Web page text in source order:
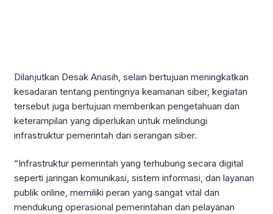
Dilanjutkan Desak Ariasih, selain bertujuan meningkatkan
kesadaran tentang pentingnya keamanan siber, kegiatan
tersebut juga bertujuan memberikan pengetahuan dan
keterampilan yang diperlukan untuk melindungi
infrastruktur pemerintah dari serangan siber.
“Infrastruktur pemerintah yang terhubung secara digital
seperti jaringan komunikasi, sistem informasi, dan layanan
publik online, memiliki peran yang sangat vital dan
mendukung operasional pemerintahan dan pelayanan